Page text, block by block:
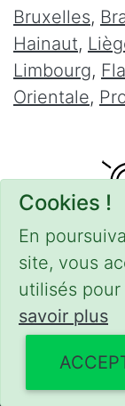
Cookies !
En
site, vous
utilisés
savoir plus
Bruxelles,
Hainaut,
Limbourg,
Orientale,
CONDITIONS-
Powered by